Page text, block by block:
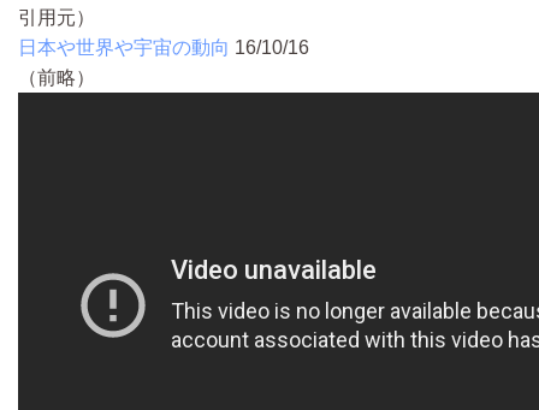
引用元）
日本や世界や宇宙の動向 16/10/16
（前略）